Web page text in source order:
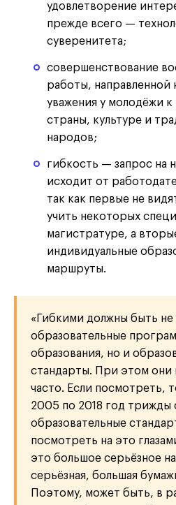
удовлетворение
прежде всего —
суверенитета;
совершенствование
работы, направленной
уважения у молодёжи
страны, культуре и
народов;
гибкость — запрос на
исходит от
так как первые не
учить некоторых
магистратуре, а
индивидуальные
маршруты.
«Гибкими должны быть не
образовательные
образования, но и
стандарты. При этом они
часто. Если посмотреть,
2005 по 2018 год трижды
образовательные
посмотреть на это
это большое серьёзное
серьёзная, большая
Поэтому, может быть, в